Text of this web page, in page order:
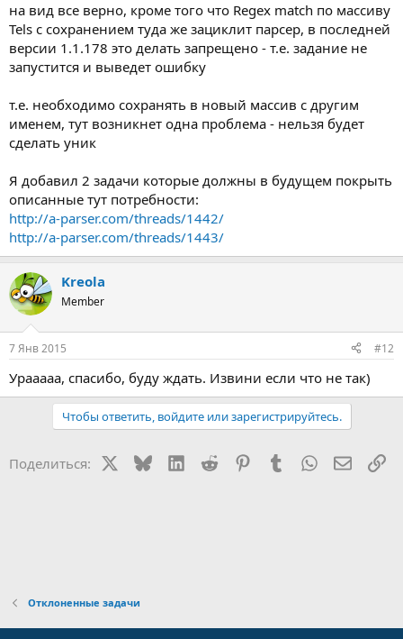
на вид все верно, кроме того что Regex match по массиву
Tels с сохранением туда же зациклит парсер, в последней
версии 1.1.178 это делать запрещено - т.е. задание не
запустится и выведет ошибку
т.е. необходимо сохранять в новый массив с другим
именем, тут возникнет одна проблема - нельзя будет
сделать уник
Я добавил 2 задачи которые должны в будущем покрыть
описанные тут потребности:
http://a-parser.com/threads/1442/
http://a-parser.com/threads/1443/
Kreola
Member
7 Янв 2015 #12
Урааааа, спасибо, буду ждать. Извини если что не так)
Чтобы ответить, войдите или зарегистрируйтесь.
Поделиться: BlueskyLinkedIn
Reddit PinterestTumblr WhatsApp
Отклоненные задачи